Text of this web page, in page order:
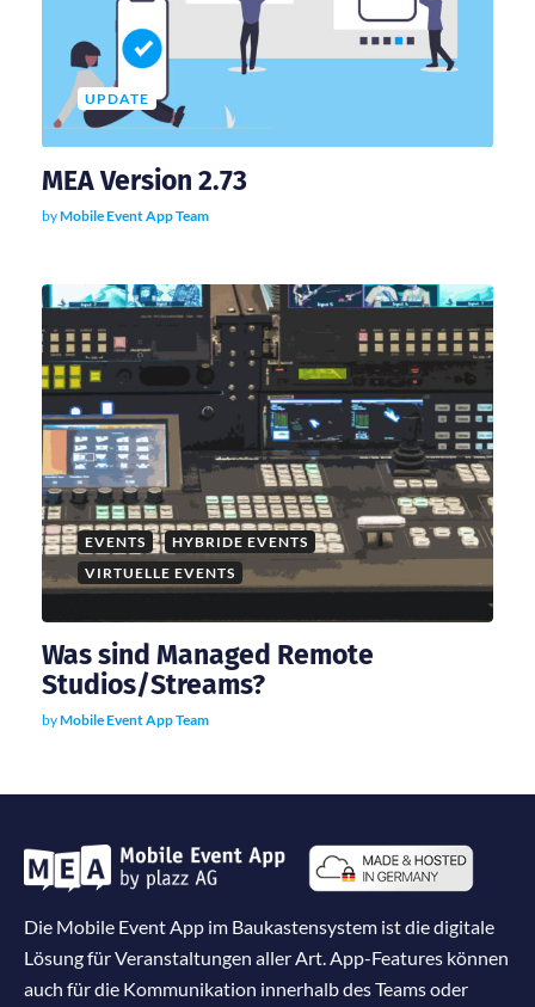
UPDATE
MEA Version 2.73
byMobile Event App Team
EVENTS
HYBRIDE EVENTS
VIRTUELLE EVENTS
Was sind Managed Remote
Studios/Streams?
byMobile Event App Team
Die Mobile Event App im Baukastensystem ist die digitale
Lösung für Veranstaltungen aller Art. App-Features können
auch für die Kommunikation innerhalb des Teams oder